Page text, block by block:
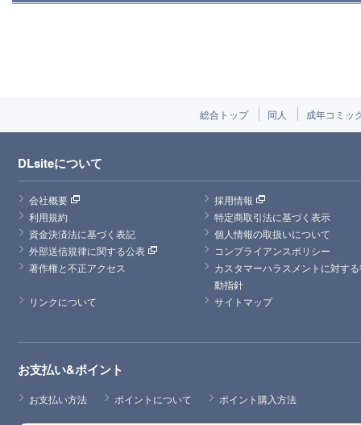
総合トップ 同人 成年コミッ
DLsiteについて
会社概要
採用情報
利用規約
特定商取引法に基づく表示
資金決済法に基づく表記
個人情報の取扱いについて
外部送信規律に関する公表
コンプライアンスポリシー
著作権と不正アクセス
カスタマーハラスメントに対す
動指針
リンクについて
サイトマップ
お支払い&ポイント
お支払い方法 ポイントについて ポイント購入方法